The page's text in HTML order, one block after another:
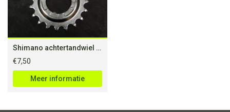
Shimano achtertandwiel Nexus 19 tands
€7,50
Meer informatie